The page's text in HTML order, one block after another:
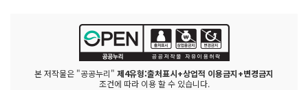
본 저작물은 "공공누리" 제4유형:출처표시+상업적 이용금지+변경금지
조건에 따라 이용 할 수 있습니다.